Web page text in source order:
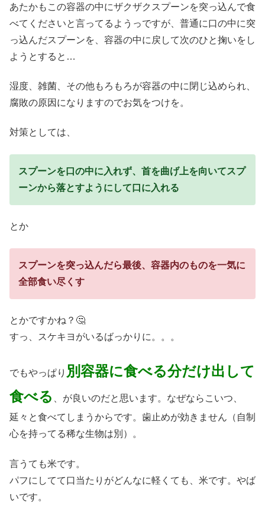
あたかもこの容器の中にザクザクスプーンを突っ込んで食
べてくださいと言ってるようっですが、普通に口の中に突
っ込んだスプーンを、容器の中に戻して次のひと掬いをし
ようとすると…
湿度、雑菌、その他もろもろが容器の中に閉じ込められ、
腐敗の原因になりますのでお気をつけを。
対策としては、
スプーンを口の中に入れず、首を曲げ上を向いてスプ
ーンから落とすようにして口に入れる
とか
スプーンを突っ込んだら最後、容器内のものを一気に
全部食い尽くす
とかですかね？🤔
すっ、スケキヨがいるばっかりに。。。
でもやっぱり 別容器に食べる分だけ出して
食べる
、が良いのだと思います。なぜならこいつ、
延々と食べてしまうからです。歯止めが効きません（自制
心を持ってる稀な生物は別）。
言うても米です。
パフにしてて口当たりがどんなに軽くても、米です。やば
いです。